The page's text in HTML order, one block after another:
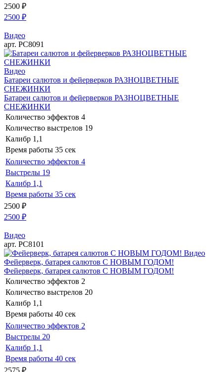
2500 ₽
2500 ₽
Видео
арт. РС8091
Видео
Батареи салютов и фейерверков РАЗНОЦВЕТНЫЕ
СНЕЖИНКИ
Батареи салютов и фейерверков РАЗНОЦВЕТНЫЕ
СНЕЖИНКИ
Количество эффектов 4
Количество выстрелов 19
Калибр 1,1
Время работы 35 сек
Количество эффектов 4
Выстрелы 19
Калибр 1,1
Время работы 35 сек
2500 ₽
2500 ₽
Видео
арт. РС8101
Видео
Фейерверк, батарея салютов С НОВЫМ ГОДОМ!
Фейерверк, батарея салютов С НОВЫМ ГОДОМ!
Количество эффектов 2
Количество выстрелов 20
Калибр 1,1
Время работы 40 сек
Количество эффектов 2
Выстрелы 20
Калибр 1,1
Время работы 40 сек
2575 ₽